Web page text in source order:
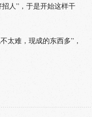
人”，于是开始这样干
太难，现成的东西多”，